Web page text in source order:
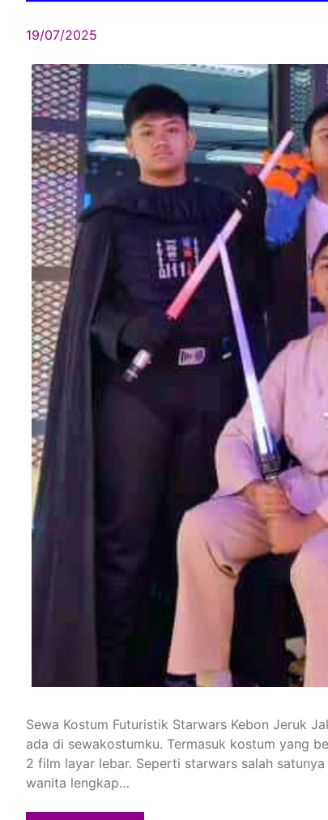
19/07/2025
Sewa Kostum Futuristik Starwars Kebon Jeruk
ada di sewakostumku. Termasuk kostum yang
2 film layar lebar. Seperti starwars salah
wanita lengkap…